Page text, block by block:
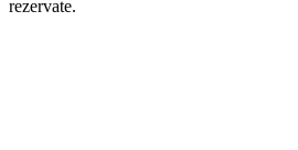
rezervate.